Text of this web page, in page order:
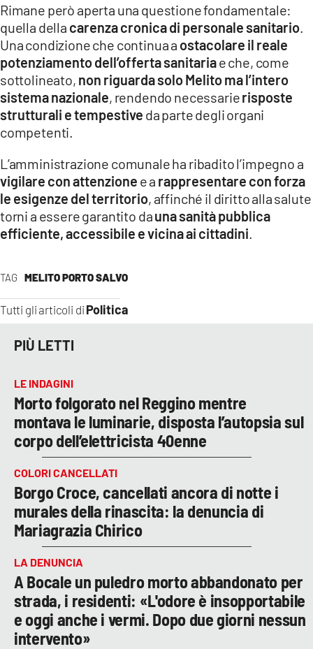
TAG MELITO PORTO SALVO
Tutti gli articoli di Politica
Rimane però aperta una questione fondamentale:
quella della carenza cronica di personale sanitario.
Una condizione che continua a ostacolare il reale
potenziamento dell’offerta sanitariae che, come
sottolineato, non riguarda solo Melito ma l’intero
sistema nazionale, rendendo necessarierisposte
strutturali e tempestive da parte degli organi
competenti.
L’amministrazione comunale ha ribadito l’impegno a
vigilare con attenzione e a rappresentare con forza
le esigenze del territorio, affinché il diritto alla salute
torni a essere garantito dauna sanità pubblica
efficiente, accessibile e vicina ai cittadini
PIÙ LETTI
LE INDAGINI
Morto folgorato nel Reggino mentre
montava le luminarie, disposta l’autopsia sul
corpo dell’elettricista 40enne
COLORI CANCELLATI
Borgo Croce, cancellati ancora di notte i
murales della rinascita: la denuncia di
Mariagrazia Chirico
LA DENUNCIA
A Bocale un puledro morto abbandonato per
strada, i residenti: «L'odore è insopportabile
e oggi anche i vermi. Dopo due giorni nessun
intervento»